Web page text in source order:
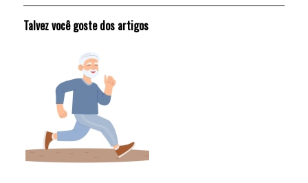
Talvez você goste dos artigos